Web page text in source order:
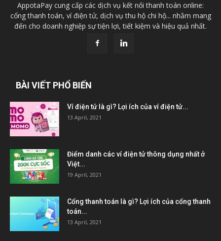
AppotaPay cung cấp các dịch vụ kết nối thanh toán online:
cổng thanh toán, ví điện tử, dịch vụ thu hộ chi hộ... nhằm mang
đến cho doanh nghiệp sự tiện lợi, tiết kiệm và hiệu quả nhất.
BÀI VIẾT PHỔ BIẾN
Ví điện tử là gì? Lợi ích của ví điện tử...
13 April, 2021
Điểm danh các ví điện tử thông dụng nhất ở
Việt...
19 April, 2021
Cổng thanh toán là gì? Lợi ích của cổng thanh
toán...
13 April, 2021